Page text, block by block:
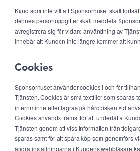
Kund som inte vill att Sponsorhuset skall
dennes personuppgifter skall meddela
avregistrera sig för vidare användning av
innebär att Kunden inte längre kommer att
Cookies
Sponsorhuset använder cookies i och för
Tjänsten. Cookies är små textfiler som sparas
internminne eller lagras på hårddisken vid
Cookies används främst för att underlätta
Tjänsten genom att viss information från
sparas samt för att spåra köp som genomförs
ändra inställningarna i Kundens webbläsare